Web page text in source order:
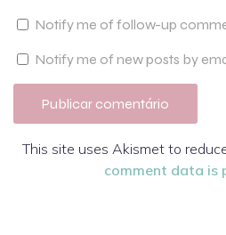
Notify me of follow-up
Notify me of new posts by
This site uses Akismet to
comment data is